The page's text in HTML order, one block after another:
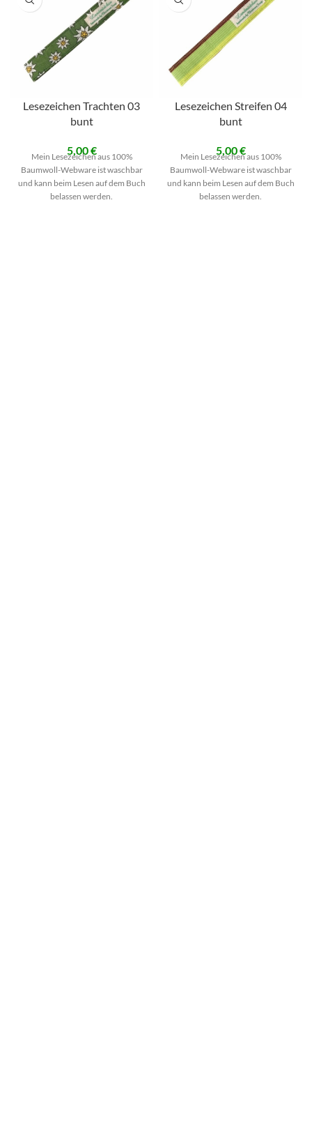
Lesezeichen Trachten 03
bunt
5,00€
Mein Lesezeichen aus 100%
Baumwoll-Webware ist waschbar
und kann beim Lesen auf dem Buch
belassen werden.
Lesezeichen Streifen 04
bunt
5,00€
Mein Lesezeichen aus 100%
Baumwoll-Webware ist waschbar
und kann beim Lesen auf dem Buch
belassen werden.